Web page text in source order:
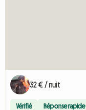
32 € / nuit
Vérifié Réponse rapide